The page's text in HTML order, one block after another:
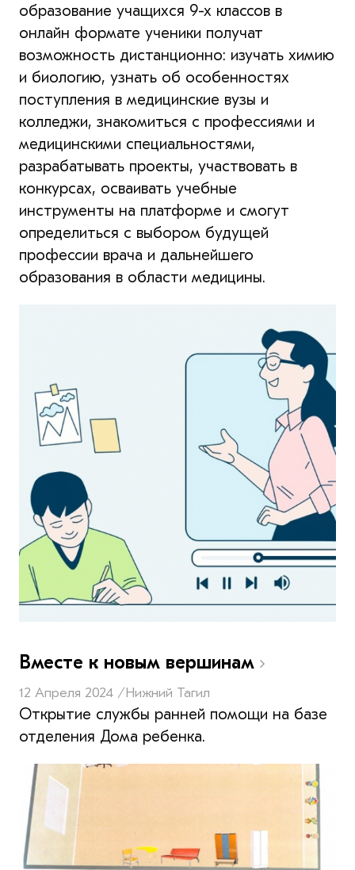
образование учащихся 9-х классов в
онлайн формате ученики получат
возможность дистанционно: изучать химию
и биологию, узнать об особенностях
поступления в медицинские вузы и
колледжи, знакомиться с профессиями и
медицинскими специальностями,
разрабатывать проекты, участвовать в
конкурсах, осваивать учебные
инструменты на платформе и смогут
определиться с выбором будущей
профессии врача и дальнейшего
образования в области медицины.
Вместе к новым вершинам
12 Апреля 2024 /Нижний Тагил
Открытие службы ранней помощи на базе
отделения Дома ребенка.